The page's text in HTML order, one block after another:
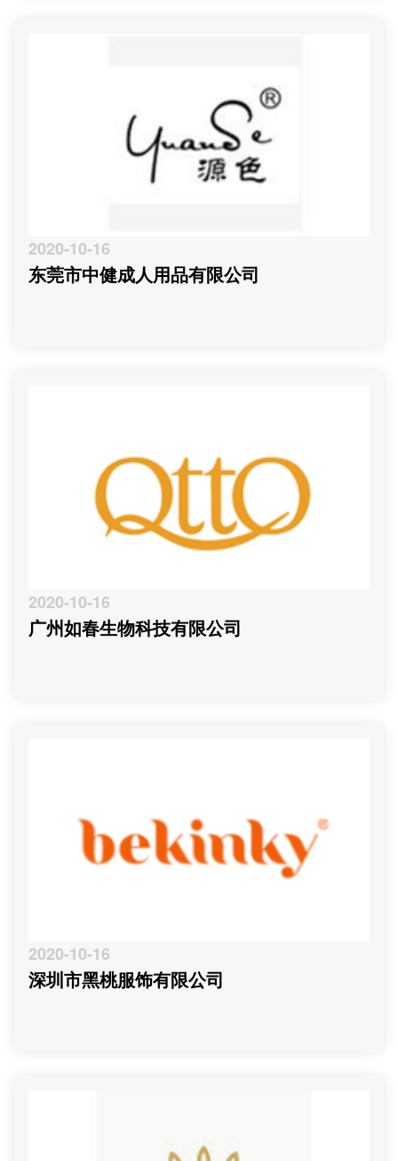
2020-10-16
东莞市中健成人用品有限公司
2020-10-16
广州如春生物科技有限公司
2020-10-16
深圳市黑桃服饰有限公司